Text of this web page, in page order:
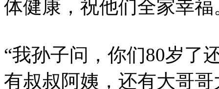
体健康，祝他们全家幸
“我孙子问，你们80岁了
有叔叔阿姨，还有大哥